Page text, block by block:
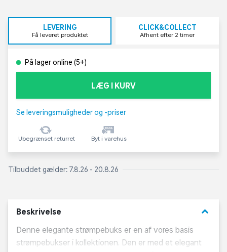
LEVERING
Få leveret produktet
CLICK&COLLECT
Afhent efter 2 timer
På lager online (5+)
LÆG I KURV
Se leveringsmuligheder og -priser
Ubegrænset returret Byt i varehus
Tilbuddet gælder: 7.8.26 - 20.8.26
Beskrivelse keyboard_arrow_down
Denne elegante strømpebuks er en af vores basis
strømpebukser i kollektionen. Den er med et elegant